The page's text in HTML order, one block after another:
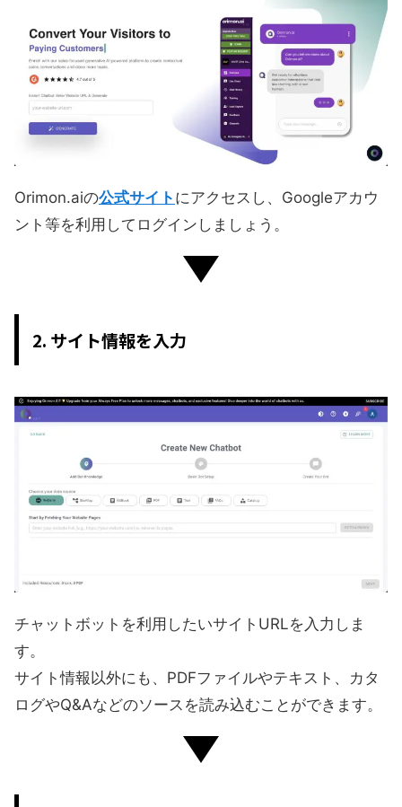
Orimon.aiの公式サイト にアクセスし、Googleアカウ
ント等を利用してログインしましょう。
2. サイト情報を入力
チャットボットを利用したいサイトURLを入力しま
す。
サイト情報以外にも、PDFファイルやテキスト、カタ
ログやQ&Aなどのソースを読み込むことができます。